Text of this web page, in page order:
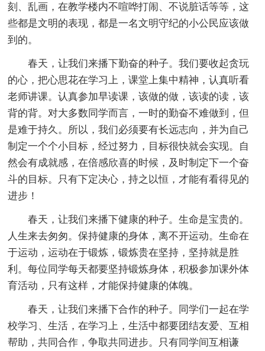
刻、乱画，在教学楼内不喧哗打闹、不说脏话等等，这
些都是文明的表现，都是一名文明守纪的小公民应该做
到的。
春天，让我们来播下勤奋的种子。我们要收起贪玩
的心，把心思花在学习上，课堂上集中精神，认真听看
老师讲课。认真参加早读课，该做的做，该读的读，该
背的背。对大多数同学而言，一时的勤奋不难做到，但
是难于持久。所以，我们必须要有长远志向，并为自己
制定一个个小目标，经过努力，目标很快就会实现。自
然会有成就感，在倍感欣喜的时候，及时制定下一个奋
斗的目标。只有下定决心，持之以恒，才能有看得见的
进步！
春天，让我们来播下健康的种子。生命是宝贵的。
人生来去匆匆。保持健康的身体，离不开运动。生命在
于运动，运动在于锻炼，锻炼贵在坚持，坚持就是胜
利。每位同学每天都要坚持锻炼身体，积极参加课外体
育活动，只有这样，才能保持健康的体魄。
春天，让我们来播下合作的种子。同学们一起在学
校学习、生活，在学习上，生活中都要团结友爱、互相
帮助，共同合作，争取共同进步。只有同学间互相谦